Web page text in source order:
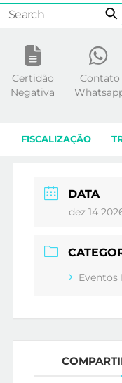
Certidão
Negativa
Contato
FISCALIZAÇÃO
DATA
dez 14